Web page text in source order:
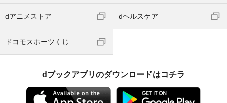
dアニメストア dヘルスケア
ドコモスポーツくじ
dブックアプリのダウンロードはコチラ